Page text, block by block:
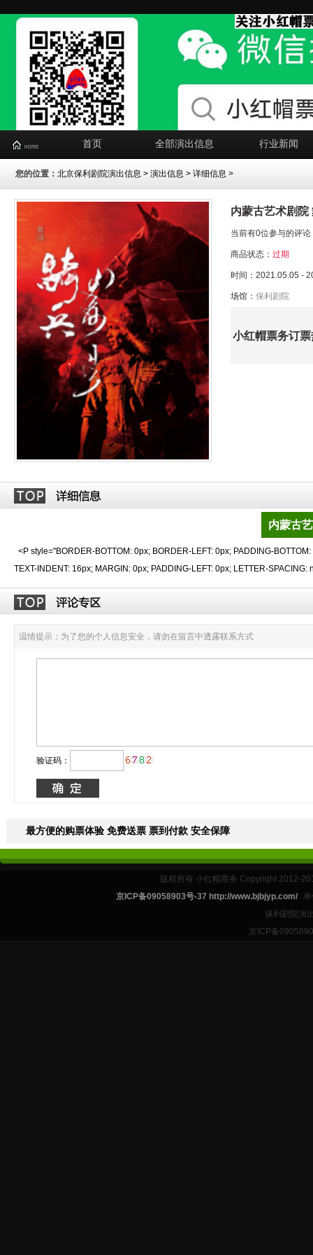
首页 全部演出信息 行业新闻
您的位置： 北京保利剧院演出信息 > 演出信息 > 详细信息 >
内蒙古艺术剧院
当前有0位参与的评论
商品状态： 过期
时间：2021.05.05 -
场馆： 保利剧院
小红帽票务订
内蒙古
<P style="BORDER-BOTTOM: 0px; BORDER-LEFT: 0px; PADDING-
TEXT-INDENT: 16px; MARGIN: 0px; PADDING-LEFT: 0px; LETTER-
温情提示：为了您的个人信息安全，请勿在留言中透露联系方式
验证码：
最方便的购票体验 免费送票 票到付款 安全保障
版权所有 小红帽票务 Copyright 2012-
京ICP备09058903号-37 http://www.bjbjyp.com/
保利剧院演
京ICP备